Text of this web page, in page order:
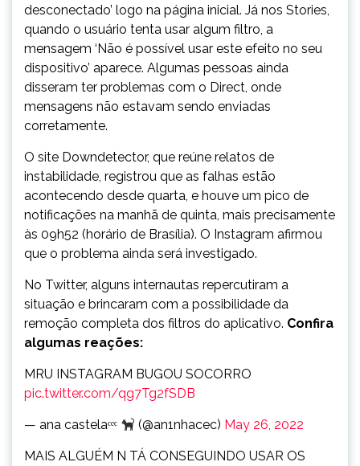
desconectado’ logo na página inicial. Já nos Stories,
quando o usuário tenta usar algum filtro, a
mensagem ‘Não é possível usar este efeito no seu
dispositivo’ aparece. Algumas pessoas ainda
disseram ter problemas com o Direct, onde
mensagens não estavam sendo enviadas
corretamente.
O site Downdetector, que reúne relatos de
instabilidade, registrou que as falhas estão
acontecendo desde quarta, e houve um pico de
notificações na manhã de quinta, mais precisamente
às 09h52 (horário de Brasília). O Instagram afirmou
que o problema ainda será investigado.
No Twitter, alguns internautas repercutiram a
situação e brincaram com a possibilidade da
remoção completa dos filtros do aplicativo. Confira
algumas reações:
MRU INSTAGRAM BUGOU SOCORRO
pic.twitter.com/qg7Tg2fSDB
— ana castelaᶜᵉᶜ (@an1nhacec) May 26, 2022
MAIS ALGUÉM N TÁ CONSEGUINDO USAR OS